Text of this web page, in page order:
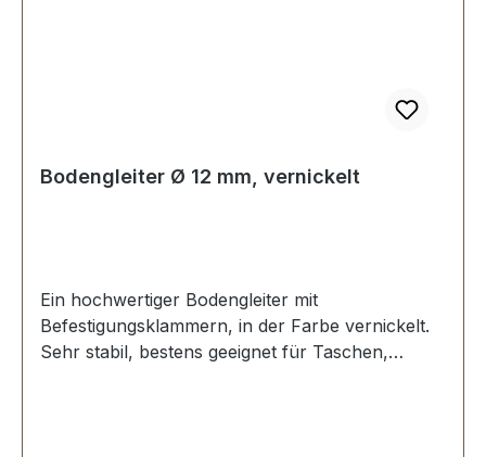
Bodengleiter Ø 12 mm, vernickelt
Ein hochwertiger Bodengleiter mit
Befestigungsklammern, in der Farbe vernickelt.
Sehr stabil, bestens geeignet für Taschen,